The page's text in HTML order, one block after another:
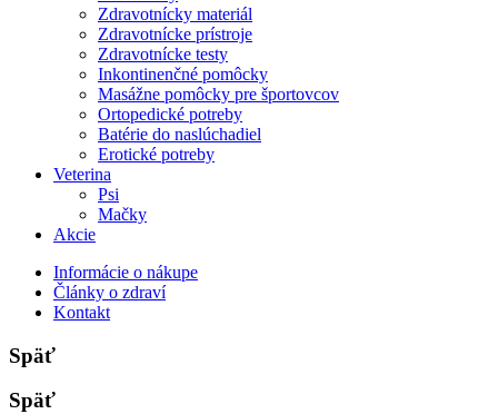
Zdravotnícky materiál
Zdravotnícke prístroje
Zdravotnícke testy
Inkontinenčné pomôcky
Masážne pomôcky pre športovcov
Ortopedické potreby
Batérie do naslúchadiel
Erotické potreby
Veterina
Psi
Mačky
Akcie
Informácie o nákupe
Články o zdraví
Kontakt
Späť
Späť